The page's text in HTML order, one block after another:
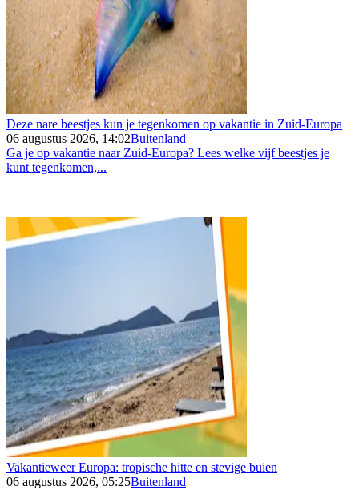
Deze nare beestjes kun je tegenkomen op vakantie in Zuid-Europa
06 augustus 2026, 14:02Buitenland
Ga je op vakantie naar Zuid-Europa? Lees welke vijf beestjes je
kunt tegenkomen,...
Vakantieweer Europa: tropische hitte en stevige buien
06 augustus 2026, 05:25Buitenland